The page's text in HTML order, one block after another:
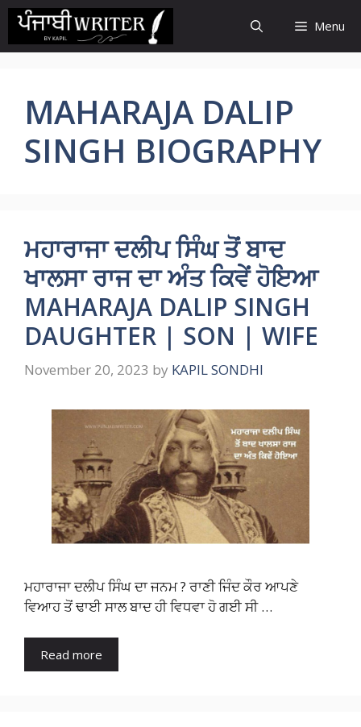
Skip
content
Menu
MAHARAJA DALIP
SINGH BIOGRAPHY
ਮਹਾਰਾਜਾ ਦਲੀਪ ਸਿੰਘ ਤੋਂ ਬਾਦ
ਖਾਲਸਾ ਰਾਜ ਦਾ ਅੰਤ ਕਿਵੇਂ ਹੋਇਆ
MAHARAJA DALIP SINGH
DAUGHTER | SON | WIFE
November 20, 2023 by KAPIL SONDHI
ਮਹਾਰਾਜਾ ਦਲੀਪ ਸਿੰਘ ਦਾ ਜਨਮ ? ਰਾਣੀ ਜਿੰਦ ਕੌਰ ਆਪਣੇ
ਵਿਆਹ ਤੋਂ ਢਾਈ ਸਾਲ ਬਾਦ ਹੀ ਵਿਧਵਾ ਹੋ ਗਈ ਸੀ …
Read more